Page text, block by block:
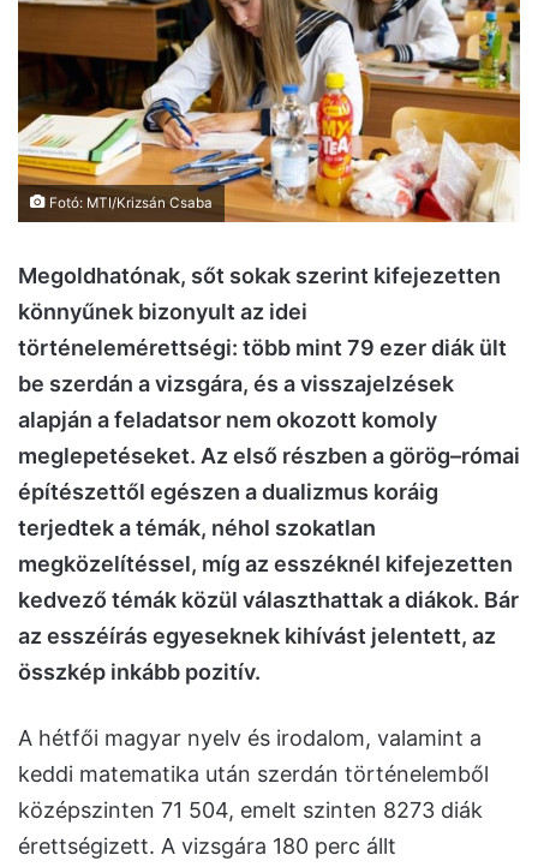
Fotó: MTI/Krizsán Csaba
Megoldhatónak, sőt sokak szerint kifejezetten
könnyűnek bizonyult az idei
történelemérettségi: több mint 79 ezer diák ült
be szerdán a vizsgára, és a visszajelzések
alapján a feladatsor nem okozott komoly
meglepetéseket. Az első részben a görög–római
építészettől egészen a dualizmus koráig
terjedtek a témák, néhol szokatlan
megközelítéssel, míg az esszéknél kifejezetten
kedvező témák közül választhattak a diákok. Bár
az esszéírás egyeseknek kihívást jelentett, az
összkép inkább pozitív.
A hétfői magyar nyelv és irodalom, valamint a
keddi matematika után szerdán történelemből
középszinten 71 504, emelt szinten 8273 diák
érettségizett. A vizsgára 180 perc állt